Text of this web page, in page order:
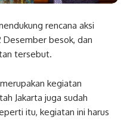
rencana aksi
Desember besok, dan
tersebut.
kegiatan
Jakarta juga sudah
itu, kegiatan ini harus